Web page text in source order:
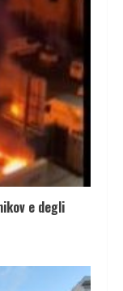
e degli